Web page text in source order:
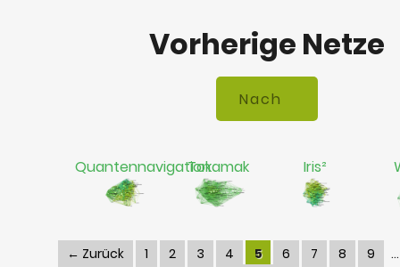
Vorherige Netze
QuantennavigationTokamak Iris²
← Zurück 1 2 3 4 5 6 7 8
9